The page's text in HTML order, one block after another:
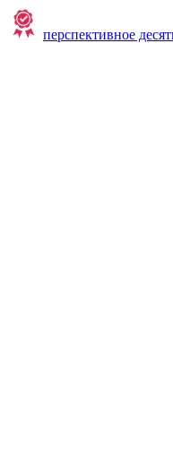
перспективное